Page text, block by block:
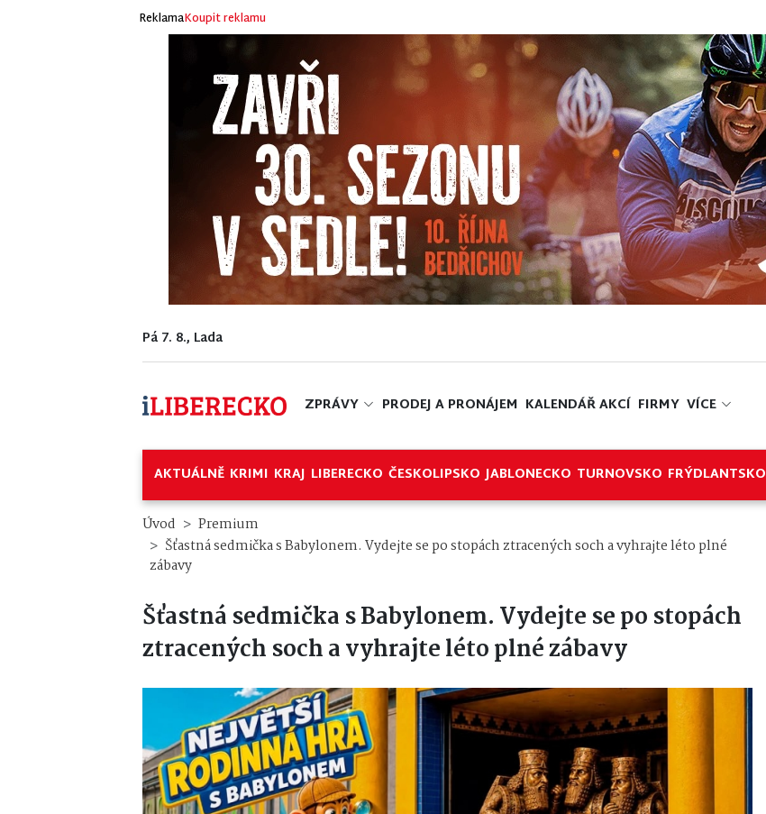
ReklamaKoupit reklamu
Pá 7. 8., Lada
ZPRÁVY PRODEJ A PRONÁJEM KALENDÁŘ AKCÍ FIRMY VÍCE
AKTUÁLNĚ KRIMI KRAJ LIBERECKO ČESKOLIPSKO JABLONECKO TURNOVSKO FRÝDLANTSKO
Úvod
Premium
Šťastná sedmička s Babylonem. Vydejte se po stopách ztracených soch a vyhrajte léto plné
zábavy
Šťastná sedmička s Babylonem. Vydejte se po stopách
ztracených soch a vyhrajte léto plné zábavy